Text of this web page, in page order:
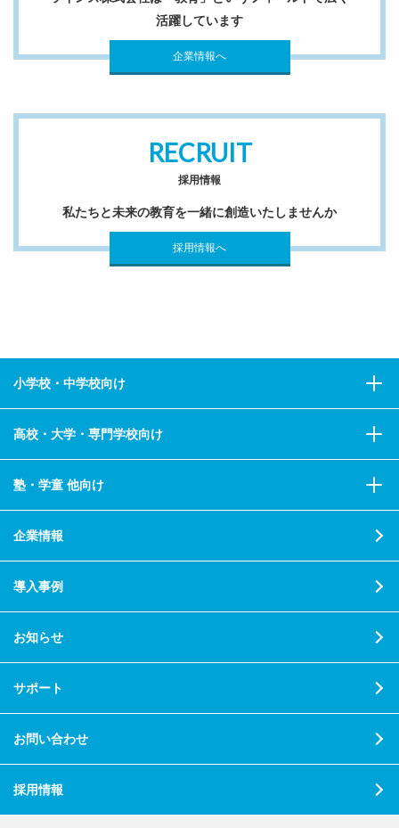
活躍しています
企業情報へ
RECRUIT
採用情報
私たちと未来の教育を一緒に創造いたしませんか
採用情報へ
小学校・中学校向け
高校・大学・専門学校向け
塾・学童 他向け
企業情報
導入事例
お知らせ
サポート
お問い合わせ
採用情報